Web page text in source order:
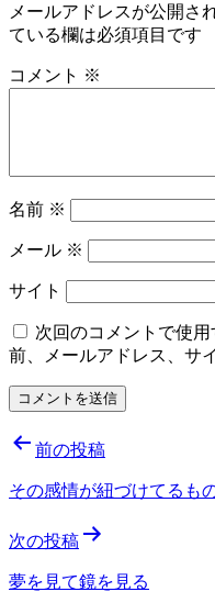
メールアドレスが公開さ
ている欄は必須項目です
コメント ※
名前 ※
メール ※
サイト
次回のコメントで使
前、メールアドレス、サ
投
稿
ビ
ゲ
前の投稿
その感情が紐づけてるも
次の投稿
夢を見て鏡を見る